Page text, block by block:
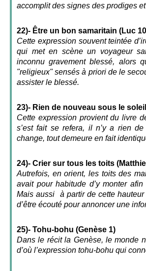
accomplit des signes des prodiges
22)- Être un bon samaritain (Luc
Cette expression souvent teintée
qui met en scène un voyageur
inconnu gravement blessé, alors
"religieux" sensés à priori de le
assister le blessé.
23)- Rien de nouveau sous le
Cette expression provient du livre
s’est fait se refera, il n’y a rien
change, tout demeure en fait
24)- Crier sur tous les toits
Autrefois, en orient, les toits des
avait pour habitude d’y monter
Mais aussi à partir de cette
d’être écouté pour annoncer une
25)- Tohu-bohu (Genèse 1)
Dans le récit la Genèse, le monde
d’où l’expression tohu-bohu qui